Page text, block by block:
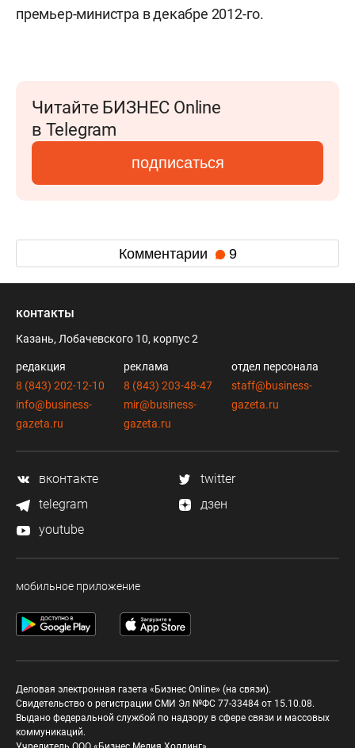
премьер-министра в декабре 2012-го.
Читайте БИЗНЕС Online
в Telegram
подписаться
Комментарии 9
контакты
Казань, Лобачевского 10, корпус 2
редакция
8 (843) 202-12-10
info@business-
gazeta.ru
реклама
8 (843) 203-48-47
mir@business-
gazeta.ru
отдел персонала
staff@business-
gazeta.ru
вконтакте
twitter
telegram
дзен
youtube
мобильное приложение
Деловая электронная газета «Бизнес Online» (на связи).
Свидетельство о регистрации СМИ Эл №ФС 77-33484 от 15.10.08.
Выдано федеральной службой по надзору в сфере связи и массовых
коммуникаций.